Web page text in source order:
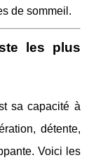
de sommeil.
les plus
sa capacité à
détente,
Voici les